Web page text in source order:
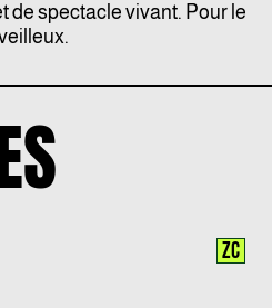
de spectacle vivant. Pour le
ZC